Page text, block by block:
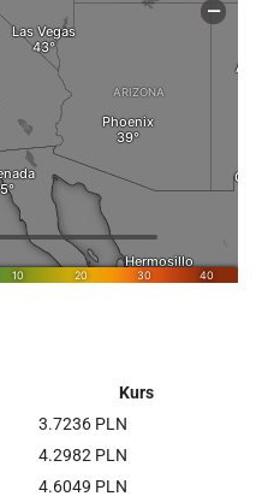
Kurs
3.7236 PLN
4.2982 PLN
4.6049 PLN